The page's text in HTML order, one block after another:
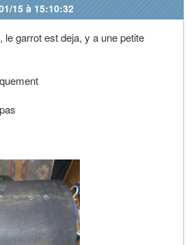
15 à 15:10:32
le garrot est deja, y a une petite